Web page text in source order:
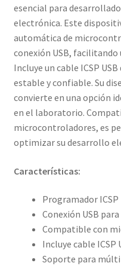
esencial para
electrónica. Este
automática de
conexión USB,
Incluye un cable ICSP
estable y confiable. Su
convierte en una opción
en el laboratorio.
microcontroladores, es
optimizar su desarrollo
Características:
Programador ICSP
Conexión USB
Compatible con
Incluye cable ICSP
Soporte para